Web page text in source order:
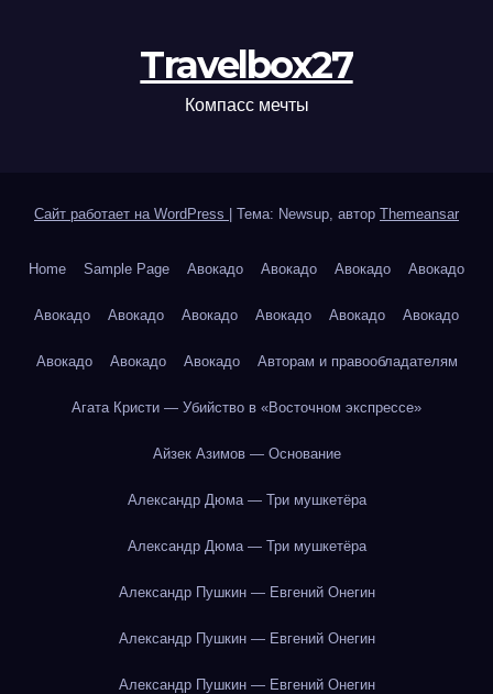
Travelbox27
Компасс мечты
Сайт работает на WordPress Тема: Newsup, автор Themeansar
Home Sample Page Авокадо Авокадо Авокадо Авокадо
Авокадо Авокадо Авокадо Авокадо Авокадо Авокадо
Авокадо Авокадо Авокадо Авторам и правообладателям
Агата Кристи — Убийство в «Восточном экспрессе»
Айзек Азимов — Основание
Александр Дюма — Три мушкетёра
Александр Дюма — Три мушкетёра
Александр Пушкин — Евгений Онегин
Александр Пушкин — Евгений Онегин
Александр Пушкин — Евгений Онегин